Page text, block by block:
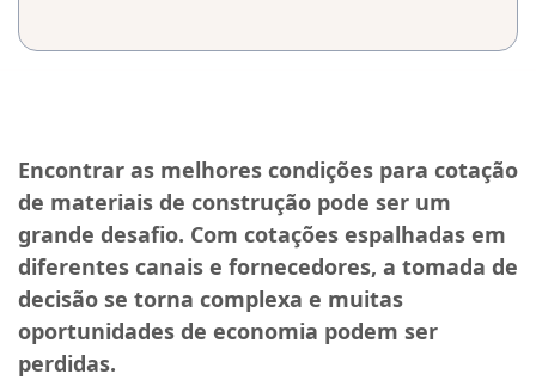
Encontrar as melhores condições para cotação
de materiais de construção pode ser um
grande desafio. Com cotações espalhadas em
diferentes canais e fornecedores, a tomada de
decisão se torna complexa e muitas
oportunidades de economia podem ser
perdidas.